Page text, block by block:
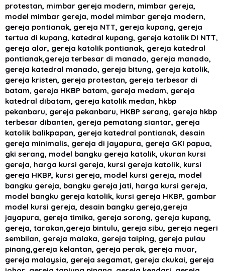
protestan, mimbar gereja modern, mimbar gereja,
model mimbar gereja, model mimbar gereja modern,
gereja pontianak, gereja NTT, gereja kupang, gereja
tertua di kupang, katedral kupang, gereja katolik DI NTT,
gereja alor, gereja katolik pontianak, gereja katedral
pontianak,gereja terbesar di manado, gereja manado,
gereja katedral manado, gereja bitung, gereja katolik,
gereja kristen, gereja protestan, gereja terbesar di
batam, gereja HKBP batam, gereja medam, gereja
katedral dibatam, gereja katolik medan, hkbp
pekanbaru, gereja pekanbaru, HKBP serang, gereja hkbp
terbesar dibanten, gereja pematang siantar, gereja
katolik balikpapan, gereja katedral pontianak, desain
gereja minimalis, gereja di jayapura, gereja GKI papua,
gki serang, model bangku gereja katolik, ukuran kursi
gereja, harga kursi gereja, kursi gereja katolik, kursi
gereja HKBP, kursi gereja, model kursi gereja, model
bangku gereja, bangku gereja jati, harga kursi gereja,
model bangku gereja katolik, kursi gereja HKBP, gambar
model kursi gereja, desain bangku gereja,gereja
jayapura, gereja timika, gereja sorong, gereja kupang,
gereja, tarakan,gereja bintulu, gereja sibu, gereja negeri
sembilan, gereja malaka, gereja taiping, gereja pulau
pinang,gereja kelantan, gereja perak, gereja muar,
gereja malaysia, gereja segamat, gereja ckukai, gereja